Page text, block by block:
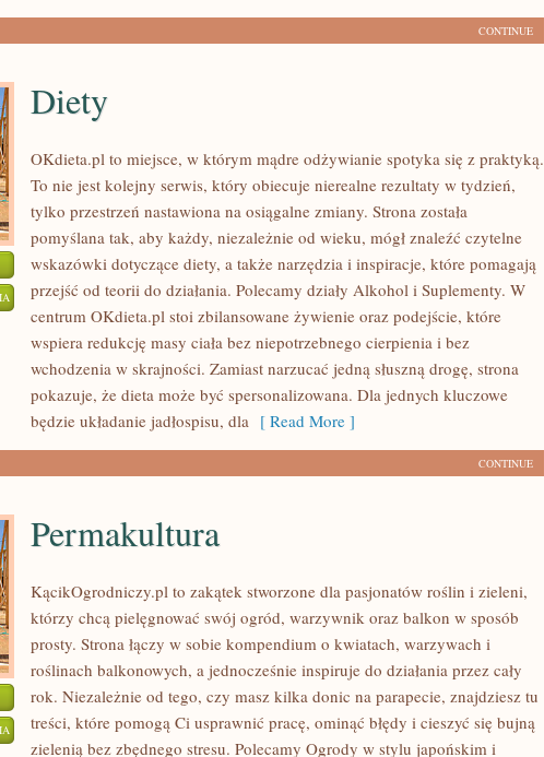
CONTINUE
DIETY
Diety
OKdieta.pl to miejsce, w którym mądre odżywianie spotyka się z praktyką.
To nie jest kolejny serwis, który obiecuje nierealne rezultaty w tydzień,
tylko przestrzeń nastawiona na osiągalne zmiany. Strona została
pomyślana tak, aby każdy, niezależnie od wieku, mógł znaleźć czytelne
wskazówki dotyczące diety, a także narzędzia i inspiracje, które pomagają
przejść od teorii do działania. Polecamy działy Alkohol i Suplementy. W
centrum OKdieta.pl stoi zbilansowane żywienie oraz podejście, które
wspiera redukcję masy ciała bez niepotrzebnego cierpienia i bez
wchodzenia w skrajności. Zamiast narzucać jedną słuszną drogę, strona
pokazuje, że dieta może być spersonalizowana. Dla jednych kluczowe
będzie układanie jadłospisu, dla [ Read More ]
CONTINUE
PERMAKULTURA
Permakultura
KącikOgrodniczy.pl to zakątek stworzone dla pasjonatów roślin i zieleni,
którzy chcą pielęgnować swój ogród, warzywnik oraz balkon w sposób
prosty. Strona łączy w sobie kompendium o kwiatach, warzywach i
roślinach balkonowych, a jednocześnie inspiruje do działania przez cały
rok. Niezależnie od tego, czy masz kilka donic na parapecie, znajdziesz tu
treści, które pomogą Ci usprawnić pracę, ominąć błędy i cieszyć się bujną
zielenią bez zbędnego stresu. Polecamy Ogrody w stylu japońskim i